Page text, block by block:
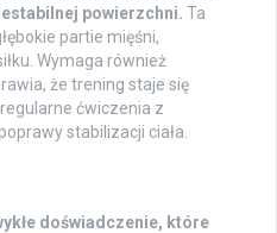
powierzchni. Ta
partie mięśni,
Wymaga również
że trening staje się
ćwiczenia z
stabilizacji ciała.
doświadczenie, które